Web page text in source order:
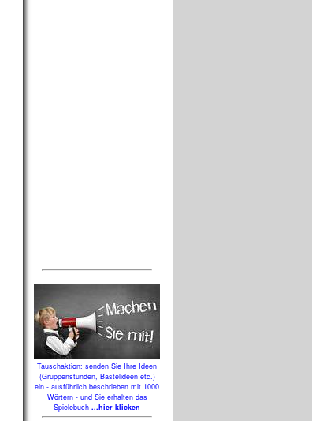
Tauschaktion: senden Sie Ihre Ideen
(Gruppenstunden, Bastelideen etc.)
ein - ausführlich beschrieben mit 1000
Wörtern - und Sie erhalten das
Spielebuch ...hier klicken